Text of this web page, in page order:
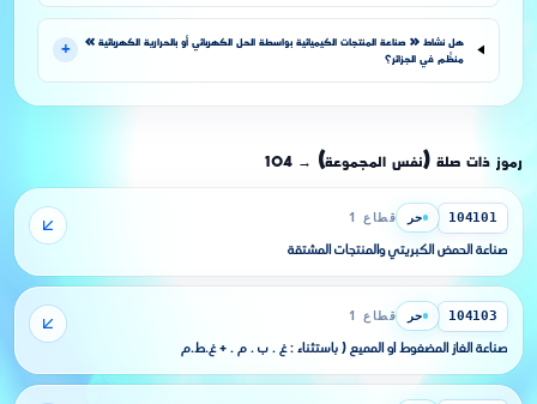
هل نشاط « صناعة المنتجات الكيميائية بواسطة الحل الكهربائي أو بالحرارية الكهربائية »
منظَّم في الجزائر؟
+
رموز ذات صلة (نفس المجموعة) →
104
104101 حر قطاع 1
صناعة الحمض الكبريتي والمنتجات المشتقة
104103 حر قطاع 1
صناعة الغاز المضغوط أو المميع ( باستثناء : غ . ب . م . + غ.ط.م